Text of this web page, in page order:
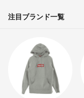
注目ブランド一覧